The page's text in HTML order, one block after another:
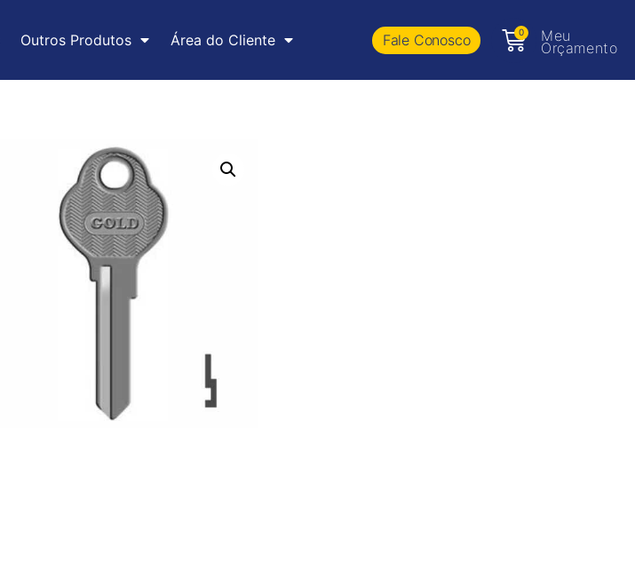
Outros Produtos Área do Cliente Fale Conosco 0 Meu
Orçamento